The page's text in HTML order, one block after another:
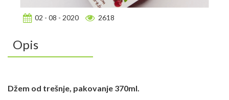
02 - 08 - 2020 2618
Opis
Džem od trešnje, pakovanje 370ml.